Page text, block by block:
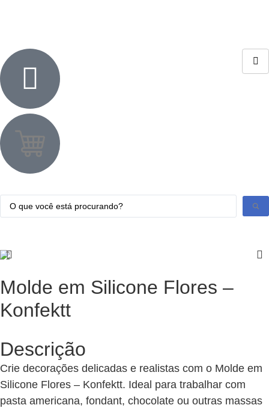
Molde em Silicone Flores –
Konfektt
Descrição
Crie decorações delicadas e realistas com o Molde em
Silicone Flores – Konfektt. Ideal para trabalhar com
pasta americana, fondant, chocolate ou outras massas